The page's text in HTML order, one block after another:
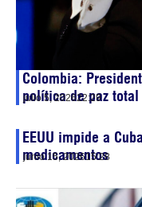
Colombia:
política de paz total
julio 5, 202622:29
EEUU impide a
medicamentos
junio 15, 202615:28